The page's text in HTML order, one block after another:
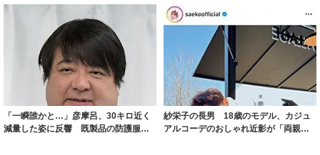
「一瞬誰かと…」彦摩呂、30キロ近く
減量した姿に反響 既製品の防護服が
紗栄子の長男 18歳のモデル、カジュ
アルコーデのおしゃれ近影が「両親の